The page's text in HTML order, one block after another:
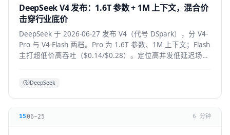
DeepSeek V4 发布：1.6T 参数 + 1M 上下文，混合价
击穿行业底价
DeepSeek 于 2026-06-27 发布 V4（代号 DSpark），分 V4-
Pro 与 V4-Flash 两档。Pro 为 1.6T 参数、1M 上下文；Flash
主打超低价高吞吐（$0.14/$0.28）。定位高并发低延迟场
DeepSeek
15 06-25 6 分钟